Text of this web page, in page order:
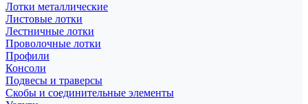
Лотки металлические
Листовые лотки
Лестничные лотки
Проволочные лотки
Профили
Консоли
Подвесы и траверсы
Скобы и соединительные элементы